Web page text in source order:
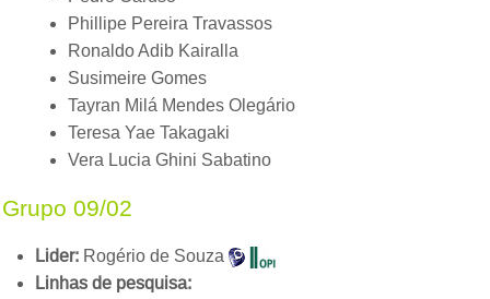
Phillipe Pereira Travassos
Ronaldo Adib Kairalla
Susimeire Gomes
Tayran Milá Mendes Olegário
Teresa Yae Takagaki
Vera Lucia Ghini Sabatino
Grupo 09/02
Lider: Rogério de Souza
Linhas de pesquisa: